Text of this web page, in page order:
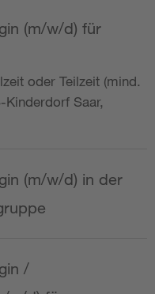
(m/w/d) für
oder Teilzeit (mind.
Saar,
(m/w/d) in der
/